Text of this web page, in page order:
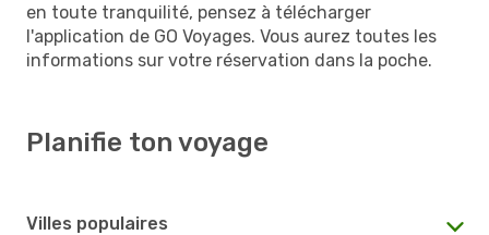
en toute tranquilité, pensez à télécharger
l'application de GO Voyages. Vous aurez toutes les
informations sur votre réservation dans la poche.
Planifie ton voyage
Villes populaires